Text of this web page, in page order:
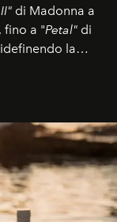
di Madonna a
fino a "Petal" di
la